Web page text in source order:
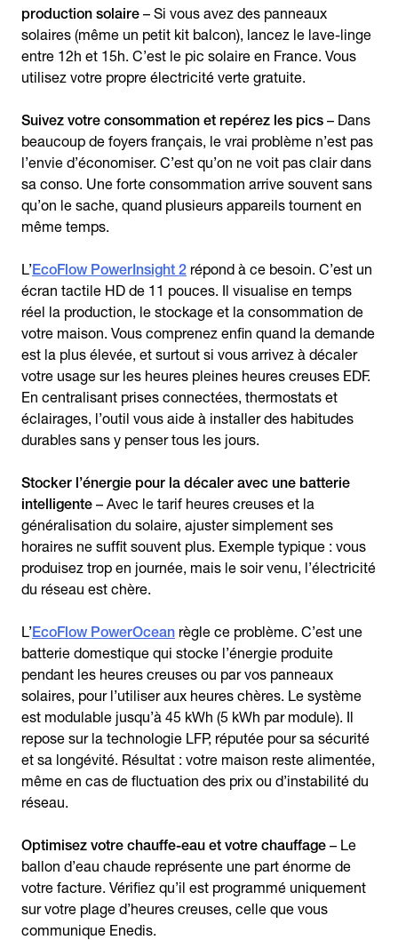
production solaire – Si vous avez des panneaux
solaires (même un petit kit balcon), lancez le lave-linge
entre 12h et 15h. C’est le pic solaire en France. Vous
utilisez votre propre électricité verte gratuite.
Suivez votre consommation et repérez les pics – Dans
beaucoup de foyers français, le vrai problème n’est pas
l’envie d’économiser. C’est qu’on ne voit pas clair dans
sa conso. Une forte consommation arrive souvent sans
qu’on le sache, quand plusieurs appareils tournent en
même temps.
L’EcoFlow PowerInsight 2 répond à ce besoin. C’est un
écran tactile HD de 11 pouces. Il visualise en temps
réel la production, le stockage et la consommation de
votre maison. Vous comprenez enfin quand la demande
est la plus élevée, et surtout si vous arrivez à décaler
votre usage sur les heures pleines heures creuses EDF.
En centralisant prises connectées, thermostats et
éclairages, l’outil vous aide à installer des habitudes
durables sans y penser tous les jours.
Stocker l’énergie pour la décaler avec une batterie
intelligente – Avec le tarif heures creuses et la
généralisation du solaire, ajuster simplement ses
horaires ne suffit souvent plus. Exemple typique : vous
produisez trop en journée, mais le soir venu, l’électricité
du réseau est chère.
L’EcoFlow PowerOcean règle ce problème. C’est une
batterie domestique qui stocke l’énergie produite
pendant les heures creuses ou par vos panneaux
solaires, pour l’utiliser aux heures chères. Le système
est modulable jusqu’à 45 kWh (5 kWh par module). Il
repose sur la technologie LFP, réputée pour sa sécurité
et sa longévité. Résultat : votre maison reste alimentée,
même en cas de fluctuation des prix ou d’instabilité du
réseau.
Optimisez votre chauffe-eau et votre chauffage – Le
ballon d’eau chaude représente une part énorme de
votre facture. Vérifiez qu’il est programmé uniquement
sur votre plage d’heures creuses, celle que vous
communique Enedis.